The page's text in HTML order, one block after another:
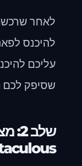
עליכם
שסיפק